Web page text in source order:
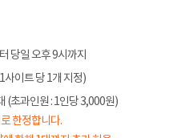
당일 오후 9시까지
사이트 당 1개 지정)
(초과인원 : 1인당 3,000원)
한정합니다.